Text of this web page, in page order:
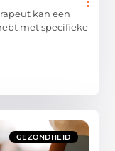
kan een
met specifieke
GEZONDHEID